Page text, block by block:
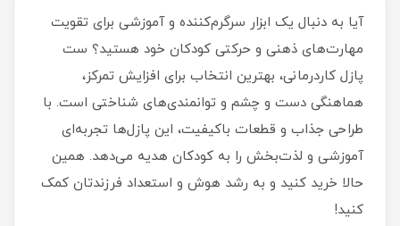
آیا به دنبال یک ابزار سرگرم‌کننده و آموزشی برای تقویت
مهارت‌های ذهنی و حرکتی کودکان خود هستید؟ ست
پازل کاردرمانی، بهترین انتخاب برای افزایش تمرکز،
هماهنگی دست و چشم و توانمندی‌های شناختی است. با
طراحی جذاب و قطعات باکیفیت، این پازل‌ها تجربه‌ای
آموزشی و لذت‌بخش را به کودکان هدیه می‌دهد. همین
حالا خرید کنید و به رشد هوش و استعداد فرزندتان کمک
کنید!